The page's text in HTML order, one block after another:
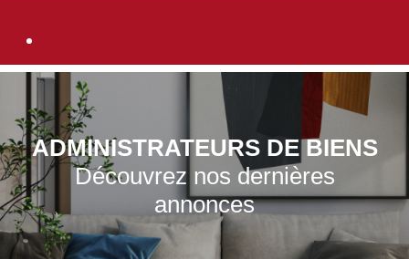
ADMINISTRATEURS DE BIENS
Découvrez nos dernières
annonces